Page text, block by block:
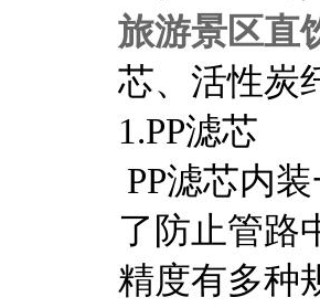
旅游景区直
芯、活性炭
1.PP滤芯
PP滤芯内
了防止管路
精度有多种